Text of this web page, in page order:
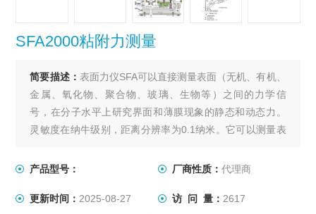
SFA2000粘附力测量
简要描述： 表面力仪SFA可以直接测量表面（无机、有机、
金属、氧化物、聚合物、玻璃、生物等）之间的力学信
号，在分子水平上研究界面和薄膜现象的静态和动态力。
灵敏度在纳牛级别，距离分辨率为0.1纳米。它可以测量表
力学方面，可以测试动态相互作用力，SFA2000粘附力测
（纳米）级别上表面变形之间介质折射率的实时变化。
产品型号： 厂商性质： 代理商
更新时间： 2025-08-27 访 问 量： 2617